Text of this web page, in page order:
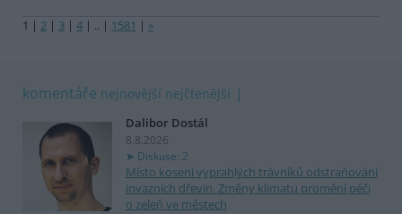
1 | 2 | 3 | 4 | .. | 1581 | »
komentáře nejnovější nejčtenější
Dalibor Dostál
8.8.2026
Diskuse: 2
Místo kosení vyprahlých trávníků odstraňování
invazních dřevin. Změny klimatu promění péči
o zeleň ve městech